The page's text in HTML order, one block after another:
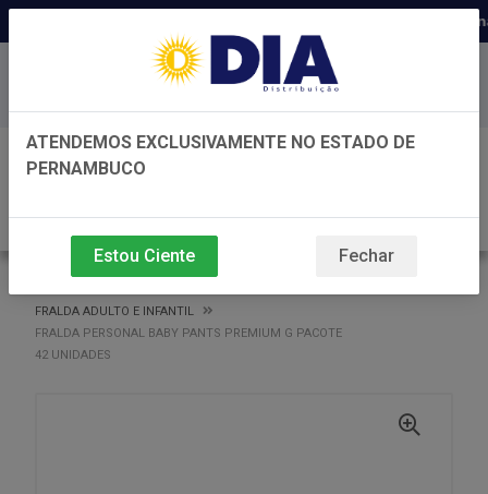
Distribuidora há 22 anos em
Baixe já nosso APP
FRALDA ADULTO E INFANTIL
FRALDA PERSONAL BABY PANTS PREMIUM G PACOTE
42 UNIDADES
ATENDEMOS EXCLUSIVAMENTE NO ESTADO DE
PERNAMBUCO
Estou Ciente Fechar